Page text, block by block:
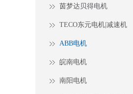
茵梦达贝得电机
TECO东元电机|减速机
ABB电机
皖南电机
南阳电机